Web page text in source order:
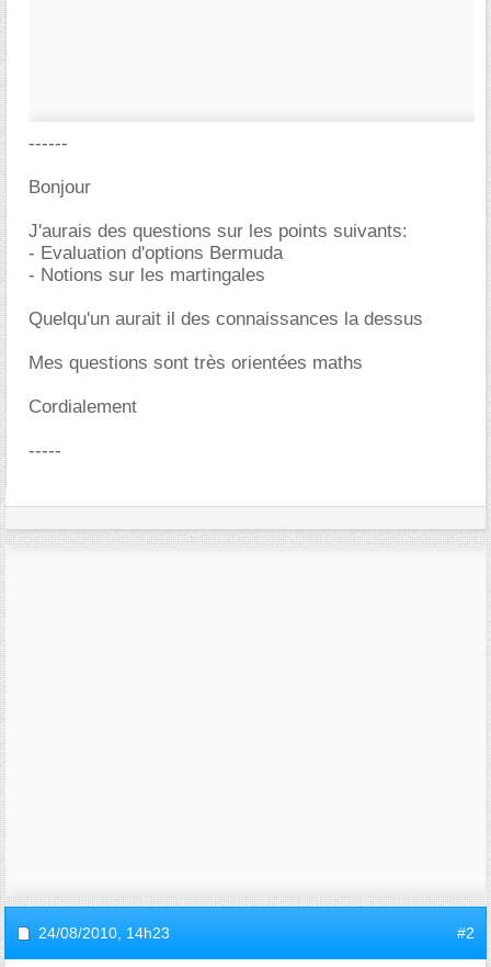
------
Bonjour
J'aurais des questions sur les points suivants:
- Evaluation d'options Bermuda
- Notions sur les martingales
Quelqu'un aurait il des connaissances la dessus
Mes questions sont très orientées maths
Cordialement
-----
24/08/2010, 14h23 #2